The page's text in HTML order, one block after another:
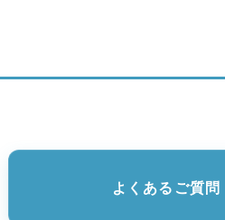
よくあるご質問